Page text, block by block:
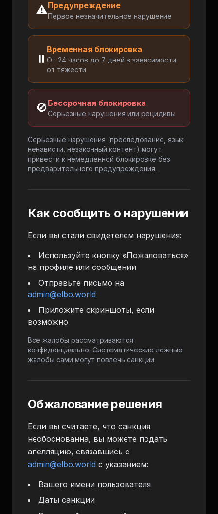
⚠️Предупреждение
Первое незначительное нарушение
⏸️
Временная блокировка
От 24 часов до 7 дней в зависимости
от тяжести
🚫 Бессрочная блокировка
Серьёзные нарушения или рецидивы
Серьёзные нарушения (преследование, язык
ненависти, незаконный контент) могут
привести к немедленной блокировке без
предварительного предупреждения.
Как сообщить о нарушении
Если вы стали свидетелем нарушения:
Используйте кнопку «Пожаловаться»
на профиле или сообщении
Отправьте письмо на
admin@elbo.world
Приложите скриншоты, если
возможно
Все жалобы рассматриваются
конфиденциально. Систематические ложные
жалобы сами могут повлечь санкции.
Обжалование решения
Если вы считаете, что санкция
необоснованна, вы можете подать
апелляцию, связавшись с
admin@elbo.world с указанием:
Вашего имени пользователя
Даты санкции